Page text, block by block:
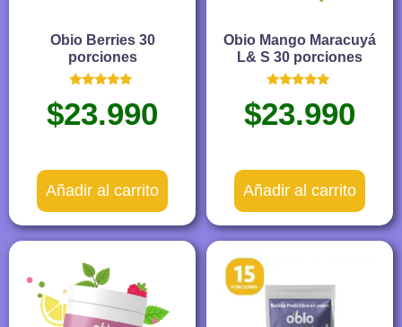
Obio Berries 30
porciones
con
4.76
$23.990
Añadir al carrito
Obio Mango Maracuyá
L& S 30 porciones
con
4.88
$23.990
Añadir al carrito